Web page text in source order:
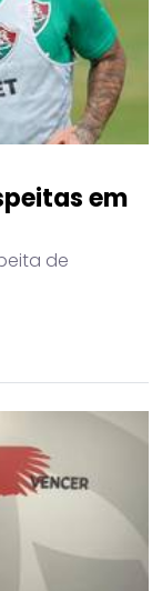
em
de